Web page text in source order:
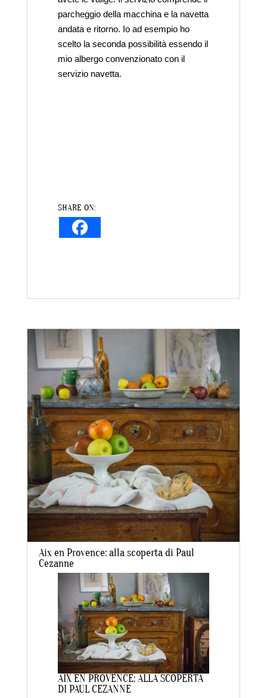
parcheggio della macchina e la navetta
andata e ritorno. Io ad esempio ho
scelto la seconda possibilità essendo il
mio albergo convenzionato con il
servizio navetta.
SHARE ON:
Aix en Provence: alla scoperta di Paul
Cezanne
laraadmin| Ott 8, 2021 IN EVIDENZA
AIX EN PROVENCE: ALLA SCOPERTA
DI PAUL CEZANNE